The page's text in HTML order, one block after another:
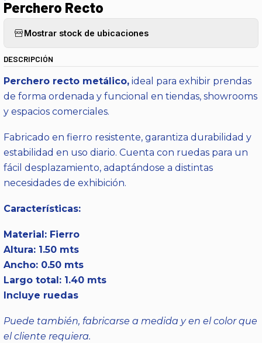
Perchero Recto
Mostrar stock de ubicaciones
DESCRIPCIÓN
Perchero recto metálico, ideal para exhibir prendas
de forma ordenada y funcional en tiendas, showrooms
y espacios comerciales.
Fabricado en fierro resistente, garantiza durabilidad y
estabilidad en uso diario. Cuenta con ruedas para un
fácil desplazamiento, adaptándose a distintas
necesidades de exhibición.
Características:
Material: Fierro
Altura: 1.50 mts
Ancho: 0.50 mts
Largo total: 1.40 mts
Incluye ruedas
Puede también, fabricarse a medida y en el color que
el cliente requiera.